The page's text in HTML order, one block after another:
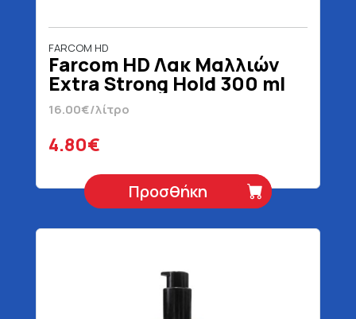
FARCOM HD
Farcom HD Λακ Μαλλιών
Extra Strong Hold 300 ml
16.00€/λίτρο
4.80€
Προσθήκη